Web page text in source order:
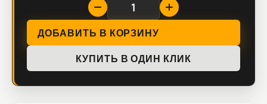
ДОБАВИТЬ В КОРЗИНУ
КУПИТЬ В ОДИН КЛИК